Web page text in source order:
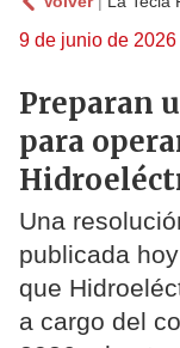
9 de junio de 2026
Preparan
para
Una
publicada
que
a cargo del